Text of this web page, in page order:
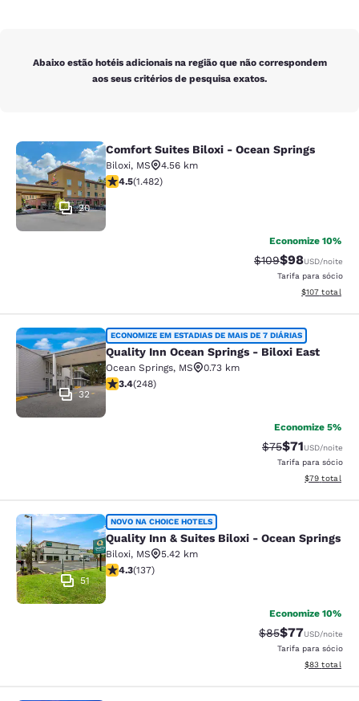
Abaixo estão hotéis adicionais na região que não correspondem
aos seus critérios de pesquisa exatos.
Comfort Suites Biloxi - Ocean
20
Comfort Suites Biloxi - Ocean Springs
Biloxi, MS
4.56 km
classificação 4.45 estrelas. Excelente. 1482 avaliações
4.5(1.482)
Economize 10%
Tarifa anterior
$109Tarifa com
$98USD/noite
Tarifa para sócio
Exibir
$107 total
Quality Inn Ocean Springs - Biloxi
32
ECONOMIZE EM ESTADIAS DE MAIS DE 7 DIÁRIAS
Quality Inn Ocean Springs - Biloxi East
Ocean Springs, MS
0.73 km
classificação 3.41 estrelas. Bom. 248 avaliações
3.4(248)
Economize 5%
Tarifa anterior
$75Tarifa com
$71USD/noite
Tarifa para sócio
Exibir
$79 total
Quality Inn & Suites Biloxi - Ocean
51
NOVO NA CHOICE HOTELS
Quality Inn & Suites Biloxi - Ocean Springs
Biloxi, MS
5.42 km
classificação 4.25 estrelas. Excelente. 137 avaliações
4.3(137)
Economize 10%
Tarifa anterior
$85Tarifa com
$77USD/noite
Tarifa para sócio
Exibir
$83 total